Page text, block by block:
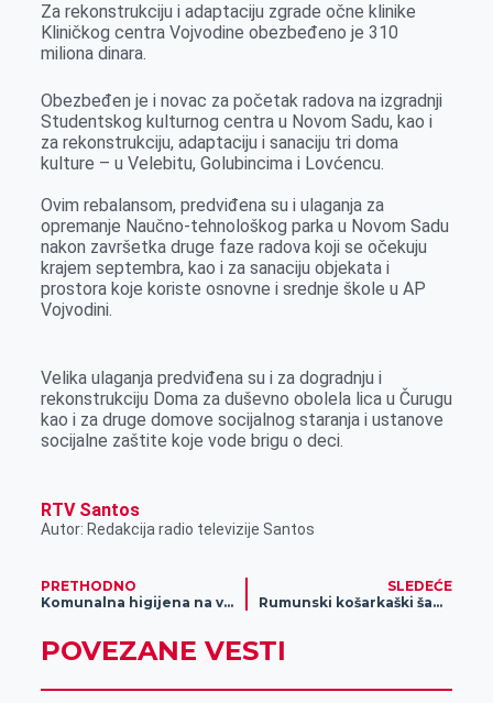
Za rekonstrukciju i adaptaciju zgrade očne klinike
Kliničkog centra Vojvodine obezbeđeno je 310
miliona dinara.
Obezbeđen je i novac za početak radova na izgradnji
Studentskog kulturnog centra u Novom Sadu, kao i
za rekonstrukciju, adaptaciju i sanaciju tri doma
kulture – u Velebitu, Golubincima i Lovćencu.
Ovim rebalansom, predviđena su i ulaganja za
opremanje Naučno-tehnološkog parka u Novom Sadu
nakon završetka druge faze radova koji se očekuju
krajem septembra, kao i za sanaciju objekata i
prostora koje koriste osnovne i srednje škole u AP
Vojvodini.
Velika ulaganja predviđena su i za dogradnju i
rekonstrukciju Doma za duševno obolela lica u Čurugu
kao i za druge domove socijalnog staranja i ustanove
socijalne zaštite koje vode brigu o deci.
RTV Santos
Autor: Redakcija radio televizije Santos
PRETHODNO
Komunalna higijena na visokom nivou tokom Dana piva
SLEDEĆE
Rumunski košarkaški šampioni u Zrenjaninu
POVEZANE VESTI